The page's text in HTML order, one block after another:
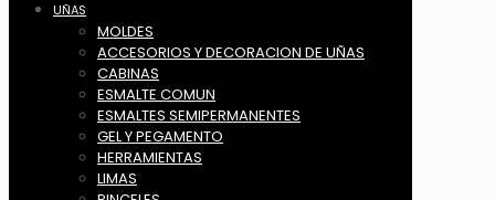
UÑAS
MOLDES
ACCESORIOS Y DECORACION DE UÑAS
CABINAS
ESMALTE COMUN
ESMALTES SEMIPERMANENTES
GEL Y PEGAMENTO
HERRAMIENTAS
LIMAS